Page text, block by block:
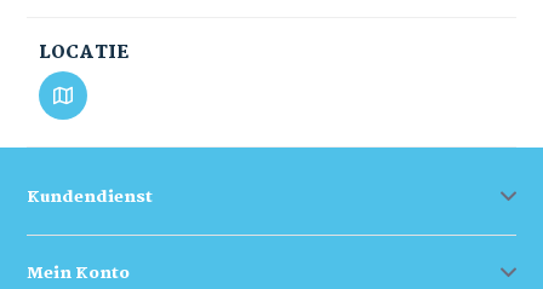
LOCATIE
Kundendienst
Mein Konto